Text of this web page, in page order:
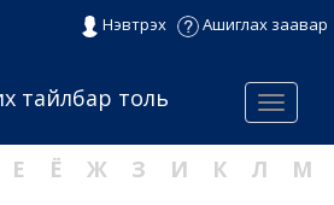
Нэвтрэх Ашиглах заавар
Menu
тайлбар толь
Е Ё Ж З И К Л
М